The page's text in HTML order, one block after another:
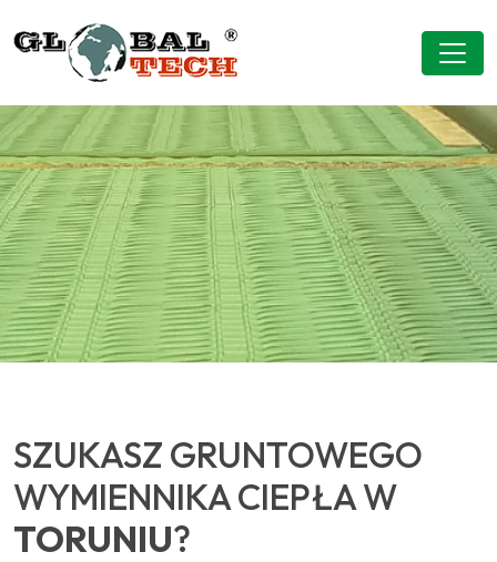
SZUKASZ GRUNTOWEGO
WYMIENNIKA CIEPŁA W
TORUNIU?